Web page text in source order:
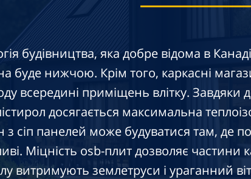
будівництва, яка добре відома в
буде нижчою. Крім того, каркасні
всередині приміщень влітку.
досягається максимальна
з сіп панелей може будуватися там, де
Міцність osb-плит дозволяє частини
витримують землетруси і ураганний